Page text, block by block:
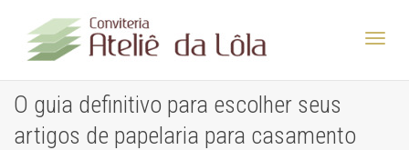
O guia definitivo para escolher seus
artigos de papelaria para casamento